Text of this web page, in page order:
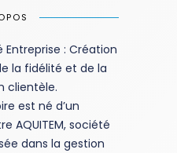
Entreprise : Création
la fidélité et de la
clientèle.
est né d’un
AQUITEM, société
dans la gestion